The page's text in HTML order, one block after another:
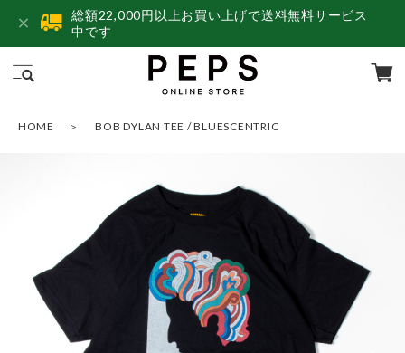
総額22,000円以上お買い上げで送料無料サービス
中です
HOME BOB DYLAN TEE / BLUESCENTRIC